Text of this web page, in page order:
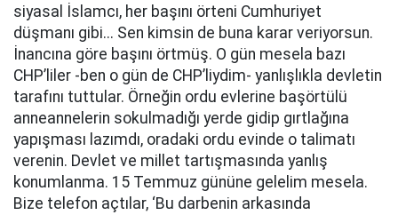
siyasal İslamcı, her başını örteni Cumhuriyet
düşmanı gibi... Sen kimsin de buna karar veriyorsun.
İnancına göre başını örtmüş. O gün mesela bazı
CHP’liler -ben o gün de CHP’liydim- yanlışlıkla devletin
tarafını tuttular. Örneğin ordu evlerine başörtülü
anneannelerin sokulmadığı yerde gidip gırtlağına
yapışması lazımdı, oradaki ordu evinde o talimatı
verenin. Devlet ve millet tartışmasında yanlış
konumlanma. 15 Temmuz gününe gelelim mesela.
Bize telefon açtılar, ‘Bu darbenin arkasında